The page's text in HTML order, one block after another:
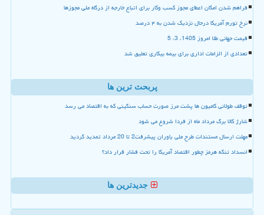
فراهم شدن امکان اعطای مجوز کسب وکار برای اتباع خارجه از درگاه ملی مجوزها
نرخ تورم آمریکا درحال نزدیک شدن به ۴ درصد
قیمت جهانی طلا امروز 1405، 3، 5
تعدادی از الزامات اداری برای بیمه بیکاری تعلیق شد
پربحث ترین ها
توقف طولانی کامیون ها پشت مرز صورت حساب سنگینی که به اقتصاد می رسد
شارژ کالا برگ مرداد ماه از فردا شروع می شود
مهلت ارسال مستندات طرح ملی یاوران پیشرفت2 تا 20 مرداد تمدید گردید
انسداد تنگه هرمز چطور اقتصاد آمریکا را تحت فشار قرار داد؟
جدیدترین ها